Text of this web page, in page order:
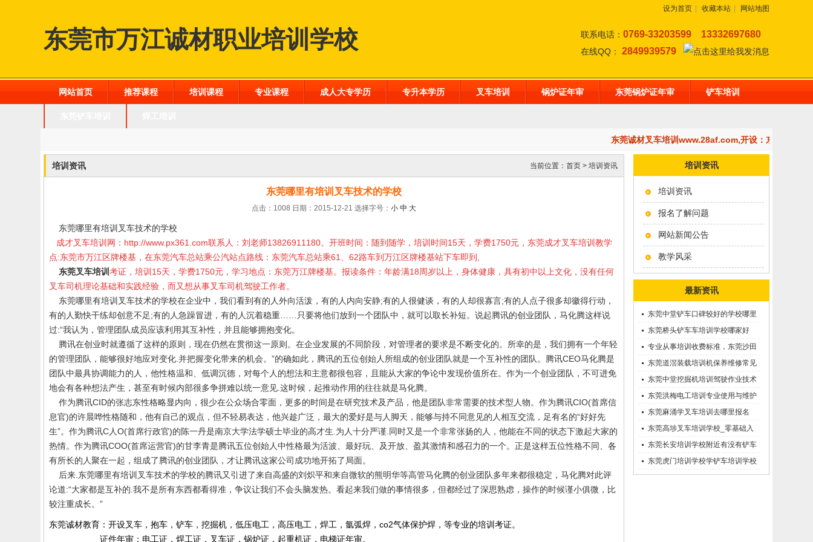
设为首页 收藏本站 网站地图
东莞市万江诚材职业培训学校 联系电话： 0769-33203599 13332697680
在线QQ： 2849939579
网站首页 推荐课程 培训课程 专业课程 成人大专学历 专升本学历 叉车培训 锅炉证年审 东莞锅炉证年审 铲车培训
东莞诚材叉车培训www.28af.com,开设：东莞挖掘机
培训资讯
培训资讯
报名了解问题
网站新闻公告
教学风采
最新资讯
东莞中堂铲车口碑较好的学校哪里
有？
东莞桥头铲车车培训学校哪家好
呢？推荐一下
专业从事培训收费标准，东莞沙田
优质的学叉车考证价钱
东莞道滘装载培训机保养维修常见
问题等知识大全
东莞中堂挖掘机培训驾驶作业技术
东莞洪梅电工培训专业使用与维护
接触调压噐？
东莞麻涌学叉车培训去哪里报名
东莞高埗叉车培训学校_零基础入
学_随到随学
东莞长安培训学校附近有没有铲车
培训的-
东莞虎门培训学校学铲车培训学校
在哪里_
培训资讯 当前位置： 首页 > 培训资讯
东莞哪里有培训叉车技术的学校
点击：1008 日期：2015-12-21 选择字号： 小 中 大
东莞哪里有培训叉车技术的学校
成才叉车培训网： http://www.px361.com联系人：刘老师13826911180。开班时间：随到随学，培训时间15天，学费1750元，东莞成才叉车培训教学
点:东莞市万江区牌楼基，在东莞汽车总站乘公汽站点路线：东莞汽车总站乘61 62路车到万江区牌楼基站下车即到
东莞叉车培训 考证，培训 15天，学费1750元，学习地点：东莞万江牌楼基。报读条件：年龄满18周岁以上，身体健康，具有初中以上文化，没有任何
叉车司机理论基础和实践经验，而又想从事叉车司机驾驶工作者。
东莞哪里有培训叉车技术的学校在企业中，我们看到有的人外向活泼，有的人内向安静;有的人很健谈，有的人却很寡言;有的人点子很多却徽得行动，
有的人勤快干练却创意不足;有的人急躁冒进，有的人沉着稳重……只要将他们放到一个团队中，就可以取长补短。说起腾讯的创业团队，马化腾这样说
过:“我认为，管理团队成员应该利用其互补性，并且能够拥抱变化。
腾讯在创业时就遵循了这样的原则，现在仍然在贯彻这一原则。在企业发展的不同阶段，对管理者的要求是不断变化的。所幸的是，我们拥有一个年轻
的管理团队，能够很好地应对变化 并把握变化带来的机会。”的确如此，腾讯的五位创始人所组成的创业团队就是一个互补性的团队。腾讯CEO马化腾是
团队中最具协调能力的人，他性格温和、低调沉德，对每个人的想法和主意都很包容，且能从大家的争论中发现价值所在。作为一个创业团队，不可进免
地会有各种想法产生，甚至有时候内部很多争拼难以统一意见 这时候，起推动作用的往往就是马化腾。
作为腾讯CID的张志东性格略显内向，很少在公众场合零面，更多的时间是在研究技术及产品，他是团队非常需要的技术型人物。作为腾讯CIO(首席信
息官)的许晨哗性格随和，他有自己的观点，但不轻易表达，他兴趁广泛，最大的爱好是与人脚天，能够与持不同意见的人相互交流，足有名的“好好先
生”。作为腾讯C人O(首席行政官)的陈一丹是南京大学法学硕士毕业的高才生 为人十分严谨 同时又是一个非常张扬的人，他能在不同的状态下激起大家的
热情。作为腾讯COO(首席运营官)的甘李青是腾讯五位创始人中性格最为活波、最好玩、及开放、盈其激情和感召力的一个。正是这样五位性格不同、各
有所长的人聚在一起，组成了腾讯的创业团队，才让腾讯这家公司成功地开拓了局面。
后来 东莞哪里有培训叉车技术的学校的腾讯又引进了来自高盛的刘炽平和来自微软的熊明华等高管马化腾的创业团队多年来都很稳定，马化腾对此评
论道:“大家都是互补的 我不是所有东西都看得准，争议让我们不会头脑发热。看起来我们做的事情很多，但都经过了深思熟虑，操作的时候谨小俱微，比
较注重成长。”
东莞诚材教育：开设叉车，抱车，铲车，挖掘机，低压电工，高压电工，焊工，氩弧焊，co2气体保护焊，等专业的培训考证。
证件年审：电工证，焊工证，叉车证，锅炉证，起重机证，电梯证年审。